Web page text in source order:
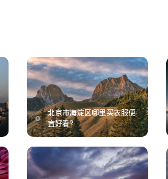
北京市海淀区哪里买衣服便
宜好看？